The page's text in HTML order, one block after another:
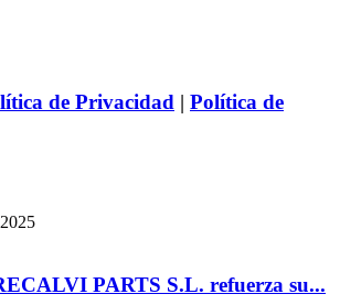
de Privacidad | Política de
PARTS S.L. refuerza su...